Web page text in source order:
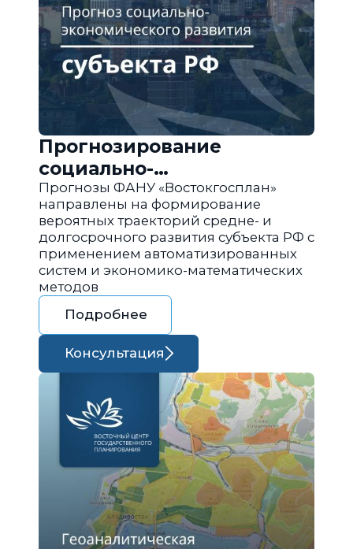
Прогнозирование
социально-
экономического развития
региона РФ
Прогнозы ФАНУ «Востокгосплан»
направлены на формирование
вероятных траекторий средне- и
долгосрочного развития субъекта РФ с
применением автоматизированных
систем и экономико-математических
методов
Подробнее
Консультация